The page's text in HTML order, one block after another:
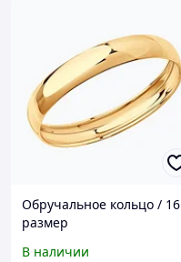
Обручальное кольцо / 16
размер
В наличии